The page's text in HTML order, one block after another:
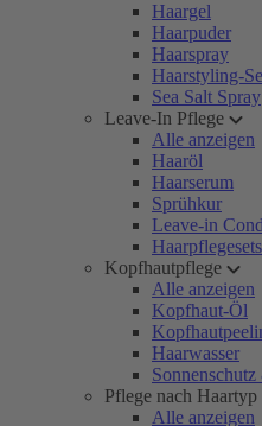
Haargel
Haarpuder
Haarspray
Haarstyling-
Sea Salt Spray
Leave-In Pflege
Alle anzeigen
Haaröl
Haarserum
Sprühkur
Leave-in
Haarpflegesets
Kopfhautpflege
Alle anzeigen
Kopfhaut-Öl
Haarwasser
Pflege nach Haartyp
Alle anzeigen